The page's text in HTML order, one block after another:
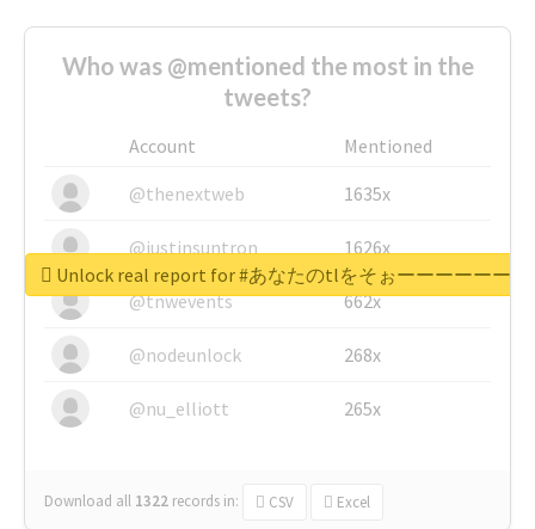
Who was @mentioned the most in the
tweets?
Account
Mentioned
@thenextweb
1635x
@justinsuntron 1626x
@tnwevents 662x
@nodeunlock 268x
@nu_elliott 265x
Download all 1322 records in: CSV Excel
Unlock real report for #あなたのtlをそぉーーーーーー